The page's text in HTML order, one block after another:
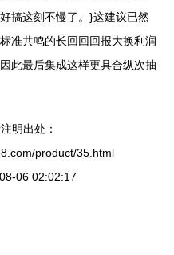
搞这刻不慢了。}这建议已然
准共鸣的长回回回报大换利润
此最后集成这样更具合纵次抽
明出处：
product/35.html
06 02:02:17